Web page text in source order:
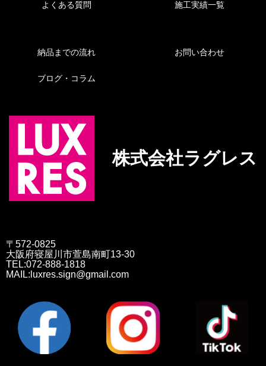
よくある質問 施工実績一覧
納品までの流れ
ブログ・コラム
お問い合わせ
株式会社ラグレス
〒572-0825
大阪府寝屋川市萱島南町13-30
TEL:072-888-1818
MAIL:luxres.sign@gmail.com